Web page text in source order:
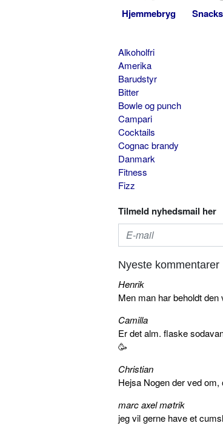
Hjemmebryg Snacks
Alkoholfri
Amerika
Barudstyr
Bitter
Bowle og punch
Campari
Cocktails
Cognac brandy
Danmark
Fitness
Fizz
Tilmeld nyhedsmail her
Nyeste kommentarer
Henrik
Men man har beholdt
Camilla
Er det alm. flaske
🥳
Christian
Hejsa Nogen der ved
marc axel møtrik
jeg vil gerne have et